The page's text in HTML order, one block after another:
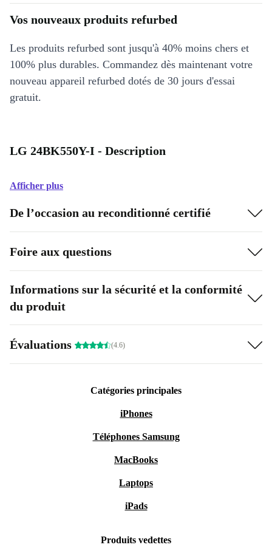
Vos nouveaux produits refurbed
Les produits refurbed sont jusqu'à 40% moins chers et
100% plus durables. Commandez dès maintenant votre
nouveau appareil refurbed dotés de 30 jours d'essai
gratuit.
LG 24BK550Y-I - Description
Afficher plus
De l’occasion au reconditionné certifié
Foire aux questions
Informations sur la sécurité et la conformité
du produit
Évaluations (4.6)
Catégories principales
iPhones
Téléphones Samsung
MacBooks
Laptops
iPads
Produits vedettes